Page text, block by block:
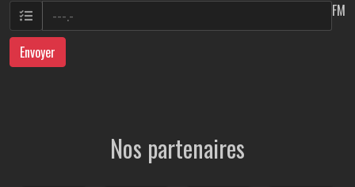
FM
Envoyer
Nos partenaires